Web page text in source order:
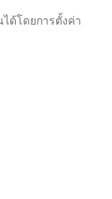
ด้โดยการตั้งค่า